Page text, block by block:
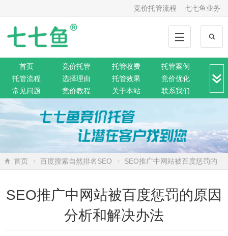
竞价托管流程 七七鱼业务
首页 竞价托管 托管收费
托管案例
托管流程
选择理由 托管效果
竞价优化
常见问题
竞价教程 关于本站
联系我们
竞价转化
网站托管
360托管 神马托管
微信托管
搜索资讯 网络营销
SEO排名
首页 百度搜索自然排名SEO
SEO推广中网站被百度惩罚的
SEO推广中网站被百度惩罚的原因
分析和解决办法